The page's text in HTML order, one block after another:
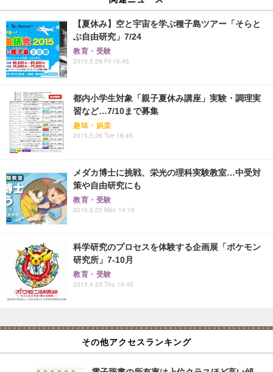
【夏休み】空と宇宙を学ぶ種子島ツアー「そらと
ぶ自由研究」7/24
教育・受験
2015.5.29 Fri 16:45
都内小学生対象「親子夏休み講座」実験・調理実
習など…7/10まで募集
趣味・娯楽
2015.5.26 Tue 18:45
メダカ博士に挑戦、栄光の理科実験教室…中受対
策や自由研究にも
教育・受験
2015.5.25 Mon 14:15
科学研究のプロセスを体験する企画展「ポケモン
研究所」7-10月
教育・受験
2015.4.23 Thu 19:45
その他アクセスランキング